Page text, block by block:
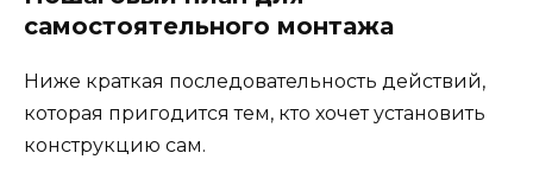
самостоятельного монтажа
Ниже краткая последовательность действий,
которая пригодится тем, кто хочет установить
конструкцию сам.